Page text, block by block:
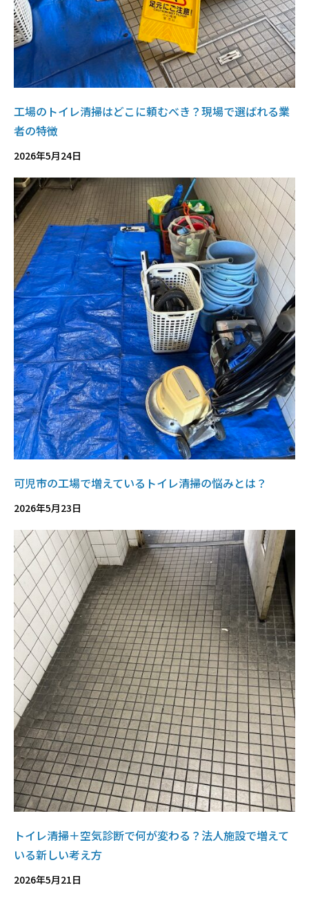
工場のトイレ清掃はどこに頼むべき？現場で選ばれる業
者の特徴
2026年5月24日
可児市の工場で増えているトイレ清掃の悩みとは？
2026年5月23日
トイレ清掃＋空気診断で何が変わる？法人施設で増えて
いる新しい考え方
2026年5月21日